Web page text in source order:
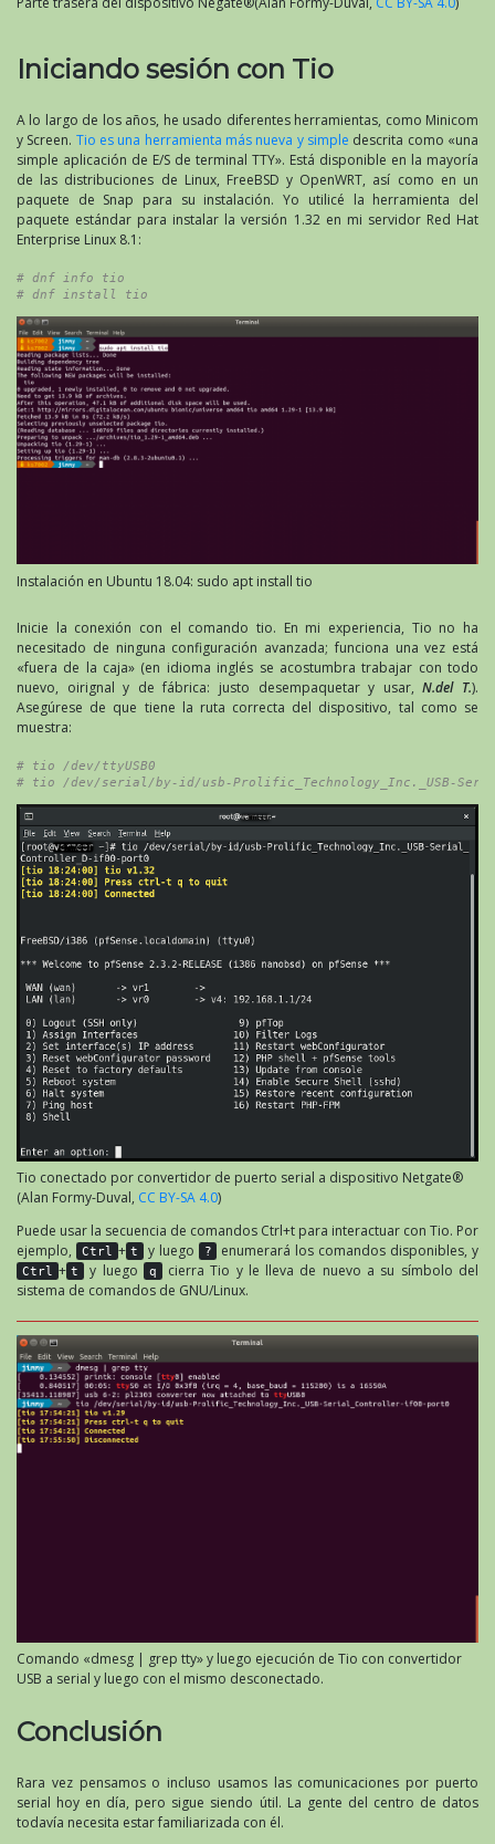
Iniciando sesión con Tio
A lo largo de los años, he usado diferentes herramientas, como Minicom
y Screen. Tio es una herramienta más nueva y simple descrita como «una
simple aplicación de E/S de terminal TTY». Está disponible en la mayoría
de las distribuciones de Linux, FreeBSD y OpenWRT, así como en un
paquete de Snap para su instalación. Yo utilicé la herramienta del
paquete estándar para instalar la versión 1.32 en mi servidor Red Hat
Enterprise Linux 8.1:
# dnf info tio
# dnf install tio
Instalación en Ubuntu 18.04: sudo apt install tio
Inicie la conexión con el comando tio. En mi experiencia, Tio no ha
necesitado de ninguna configuración avanzada; funciona una vez está
«fuera de la caja» (en idioma inglés se acostumbra trabajar con todo
nuevo, oirignal y de fábrica: justo desempaquetar y usar,N.del T.).
Asegúrese de que tiene la ruta correcta del dispositivo, tal como se
muestra:
# tio /dev/ttyUSB0
# tio /dev/serial/by-id/usb-Prolific_Technology_Inc._USB-
Tio conectado por convertidor de puerto serial a dispositivo Netgate®
(Alan Formy-Duval, CC BY-SA 4.0)
Puede usar la secuencia de comandos Ctrl+t para interactuar con Tio. Por
ejemplo,
Ctrl + t y luego ? enumerará los comandos disponibles, y
Ctrl + t y luego q cierra Tio y le lleva de nuevo a su símbolo del
sistema de comandos de GNU/Linux.
Comando «dmesg | grep tty» y luego ejecución de Tio con convertidor
USB a serial y luego con el mismo desconectado.
Conclusión
Rara vez pensamos o incluso usamos las comunicaciones por puerto
serial hoy en día, pero sigue siendo útil. La gente del centro de datos
todavía necesita estar familiarizada con él.